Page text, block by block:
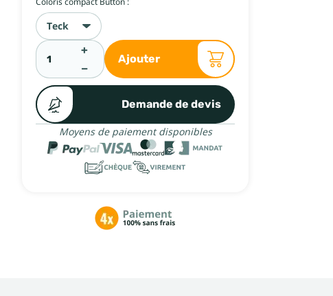
Coloris compact Button :
Teck
+
−
Ajouter
Demande de devis
Moyens de paiement disponibles